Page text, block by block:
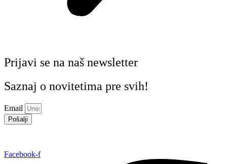
Prijavi se na naš newsletter
Saznaj o novitetima pre svih!
Email
Pošalji
Facebook-f